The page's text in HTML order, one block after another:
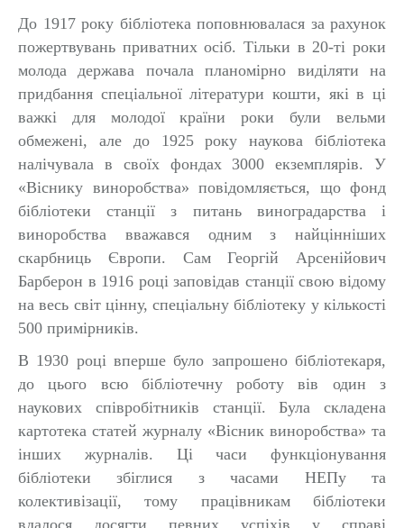
До 1917 року бібліотека поповнювалася за рахунок
пожертвувань приватних осіб. Тільки в 20-ті роки
молода держава почала планомірно виділяти на
придбання спеціальної літератури кошти, які в ці
важкі для молодої країни роки були вельми
обмежені, але до 1925 року наукова бібліотека
налічувала в своїх фондах 3000 екземплярів. У
«Віснику виноробства» повідомляється, що фонд
бібліотеки станції з питань виноградарства і
виноробства вважався одним з найцінніших
скарбниць Європи. Сам Георгій Арсенійович
Барберон в 1916 році заповідав станції свою відому
на весь світ цінну, спеціальну бібліотеку у кількості
500 примірників.
В 1930 році вперше було запрошено бібліотекаря,
до цього всю бібліотечну роботу вів один з
наукових співробітників станції. Була складена
картотека статей журналу «Вісник виноробства» та
інших журналів. Ці часи функціонування
бібліотеки збіглися з часами НЕПу та
колективізації, тому працівникам бібліотеки
вдалося досягти певних успіхів у справі